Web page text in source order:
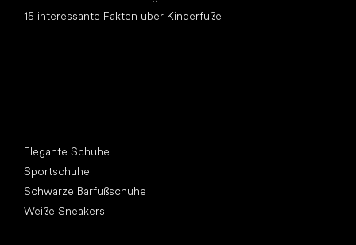
15 interessante Fakten über Kinderfüße
Elegante Schuhe
Sportschuhe
Schwarze Barfußschuhe
Weiße Sneakers